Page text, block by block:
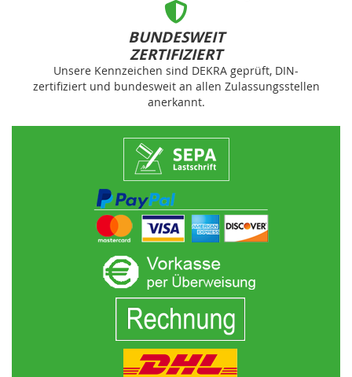
BUNDESWEIT
ZERTIFIZIERT
Unsere Kennzeichen sind DEKRA geprüft, DIN-
zertifiziert und bundesweit an allen Zulassungsstellen
anerkannt.